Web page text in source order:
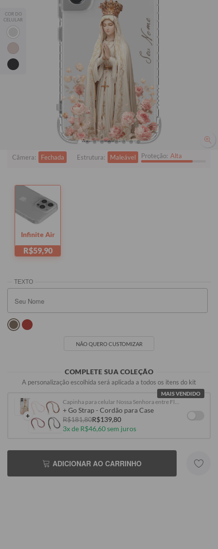
Seu Nome
COR DO
CELULAR
Leve 2, Pague 1
— adicione 2 capinhas ao carrinho e o
desconto é automático.
*Exceto modelos Silicone, Fascino e JOVI Y29.
Samsung Motorola
Samsung Galaxy S22
Quer checar se está comprando o modelo certo?
Clique aqui!
i Tem dúvidas sobre as capas?
Câmera: Fechada Estrutura: Maleável Proteção: Alta
Infinite Air
R$59,90
NÃO QUERO CUSTOMIZAR
COMPLETE SUA COLEÇÃO
A personalização escolhida será aplicada a todos os itens do kit
MAIS VENDIDO
+
+ Go Strap - Cordão para Case
R$181,80R$139,80
3x de R$46,60 sem juros
ADICIONAR AO CARRINHO